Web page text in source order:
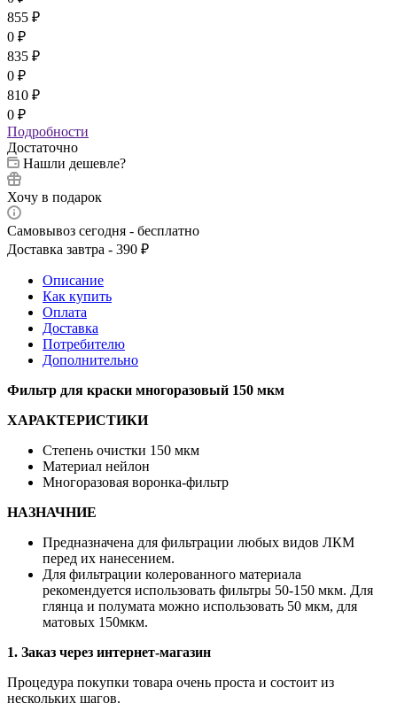
есть в наличии
арт. 150 мкм
Фильтр 150 мкм многоразовый
многоразовый
Цена за шт
скидка от суммы заказа
875 ₽
от 10 т.р.
от 35 т.р.
от 150 т.р.
Варианты цен
875₽